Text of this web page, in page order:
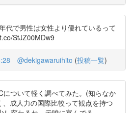
代で男性は女性より優れているって
StJZ00MDw9
@dekigawaruihito (投稿一覧)
について軽く調べてみた。(知らなか
、成人力の国際比較って観点を持つ